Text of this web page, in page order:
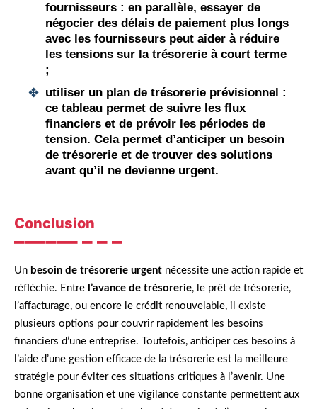
fournisseurs : en parallèle, essayer de
négocier des délais de paiement plus longs
avec les fournisseurs peut aider à réduire
les tensions sur la trésorerie à court terme
;
utiliser un plan de trésorerie prévisionnel :
ce tableau permet de suivre les flux
financiers et de prévoir les périodes de
tension. Cela permet d’anticiper un besoin
de trésorerie et de trouver des solutions
avant qu’il ne devienne urgent.
Conclusion
Un besoin de trésorerie urgent nécessite une action rapide et
réfléchie. Entre l’avance de trésorerie, le prêt de trésorerie,
l’affacturage, ou encore le crédit renouvelable, il existe
plusieurs options pour couvrir rapidement les besoins
financiers d’une entreprise. Toutefois, anticiper ces besoins à
l’aide d’une gestion efficace de la trésorerie est la meilleure
stratégie pour éviter ces situations critiques à l’avenir. Une
bonne organisation et une vigilance constante permettent aux